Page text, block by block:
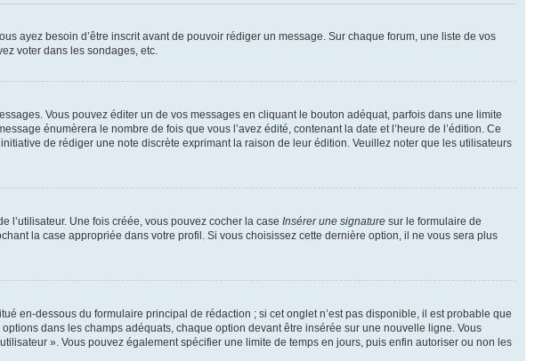
ayez besoin d’être inscrit avant de pouvoir rédiger un message. Sur chaque forum, une liste de vos
voter dans les sondages, etc.
Vous pouvez éditer un de vos messages en cliquant le bouton adéquat, parfois dans une limite
énumèrera le nombre de fois que vous l’avez édité, contenant la date et l’heure de l’édition. Ce
de rédiger une note discrète exprimant la raison de leur édition. Veuillez noter que les utilisateurs
l’utilisateur. Une fois créée, vous pouvez cocher la case Insérer une signature sur le formulaire de
la case appropriée dans votre profil. Si vous choisissez cette dernière option, il ne vous sera plus
en-dessous du formulaire principal de rédaction ; si cet onglet n’est pas disponible, il est probable que
dans les champs adéquats, chaque option devant être insérée sur une nouvelle ligne. Vous
». Vous pouvez également spécifier une limite de temps en jours, puis enfin autoriser ou non les